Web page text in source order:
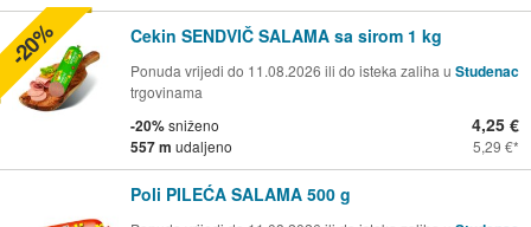
Cekin SENDVIČ SALAMA sa sirom 1 kg
Ponuda vrijedi do 11.08.2026 ili do isteka zaliha u Studenac
trgovinama
-20%sniženo
557 m udaljeno
4,25 €
5,29 €
-20%
Poli PILEĆA SALAMA 500 g